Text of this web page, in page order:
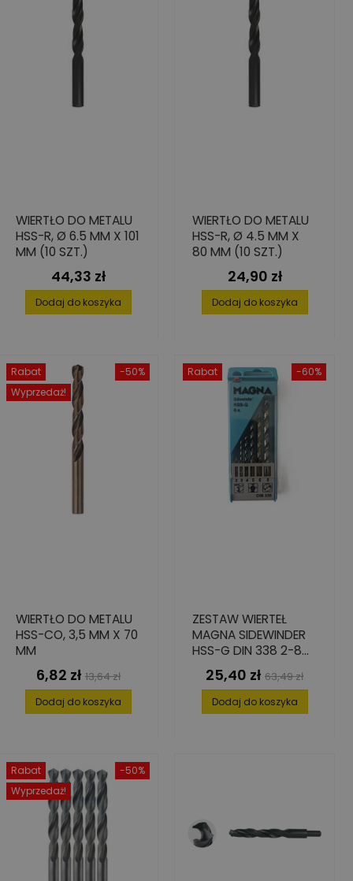
WIERTŁO DO METALU
HSS-R, Ø 6.5 MM X 101
MM (10 SZT.)
Cena
44,33 zł
Dodaj do koszyka
WIERTŁO DO METALU
HSS-R, Ø 4.5 MM X
80 MM (10 SZT.)
Cena
24,90 zł
Dodaj do koszyka
-50%
Rabat
Wyprzedaż!
WIERTŁO DO METALU
HSS-CO, 3,5 MM X 70
MM
Cena
6,82 zł Cena
podstawowa
13,64 zł
Dodaj do koszyka
-60%
Rabat
ZESTAW WIERTEŁ
MAGNA SIDEWINDER
HSS-G DIN 338 2-8
MM 6 SZT.
Cena
25,40 zł Cena
podstawowa
63,49 zł
Dodaj do koszyka
-50%
Rabat
Wyprzedaż!